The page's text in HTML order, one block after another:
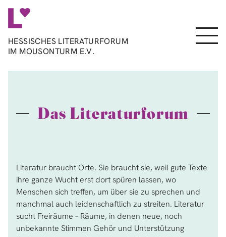
Direkt
Inhalt
HESSISCHES LITERATURFORUM
IM MOUSONTURM E.V.
Menu
Das Literaturforum
Literatur braucht Orte. Sie braucht sie, weil gute Texte
ihre ganze Wucht erst dort spüren lassen, wo
Menschen sich treffen, um über sie zu sprechen und
manchmal auch leidenschaftlich zu streiten. Literatur
sucht Freiräume – Räume, in denen neue, noch
unbekannte Stimmen Gehör und Unterstützung